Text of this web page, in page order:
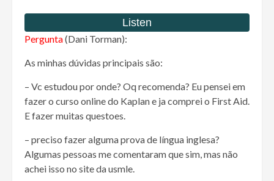
Pergunta(Dani Torman):
As minhas dúvidas principais são:
– Vc estudou por onde? Oq recomenda? Eu pensei em
fazer o curso online do Kaplan e ja comprei o First Aid.
E fazer muitas questoes.
– preciso fazer alguma prova de língua inglesa?
Algumas pessoas me comentaram que sim, mas não
achei isso no site da usmle.